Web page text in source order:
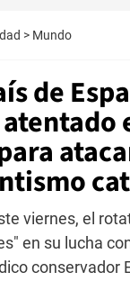
> Mundo
de
viernes, el
en su lucha
conservador